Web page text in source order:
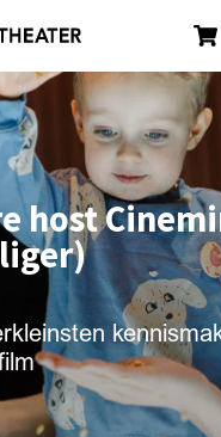
host